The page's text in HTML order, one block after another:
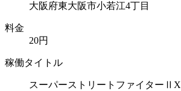
大阪府東大阪市小若江4丁目
料金
20円
稼働タイトル
スーパーストリートファイターⅡX